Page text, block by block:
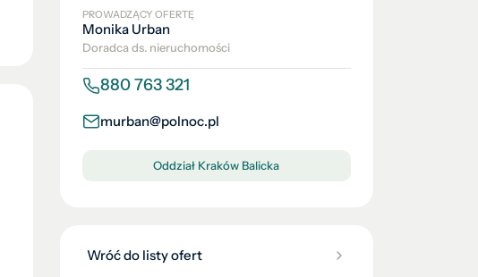
PROWADZĄCY OFERTĘ
Monika Urban
Doradca ds. nieruchomości
880 763 321
murban@polnoc.pl
Oddział Kraków Balicka
Wróć do listy ofert